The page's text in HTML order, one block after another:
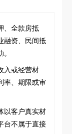
、全款房抵
融资、民间抵
入或经营材
率、期限或审
以客户真实材
台不属于直接